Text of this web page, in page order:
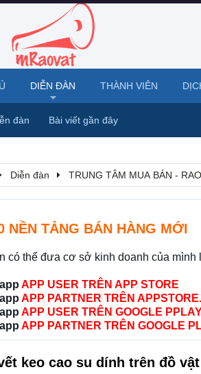
Diễn đàn TRUNG TÂM MUA BÁN -
NỀN TẢNG BÁN HÀNG MỚI
có thể đưa cơ sở kinh doanh của
APP USER TRÊN APP STORE
APP PARTNER TRÊN APPSTORE.
APP USER TRÊN GOOGLE
APP PARTNER TRÊN GOOGLE
keo cao su dính trên đồ vật
DIỄN ĐÀN
đàn Bài viết gần đây
THÀNH VIÊN